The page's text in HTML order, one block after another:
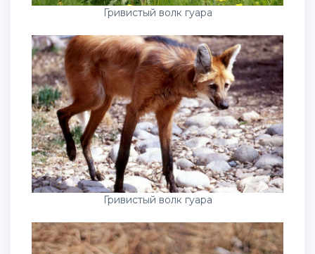
Гривистый волк гуара
Гривистый волк гуара